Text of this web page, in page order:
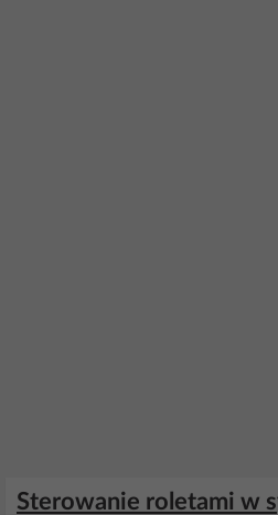
Sterowanie roletami w